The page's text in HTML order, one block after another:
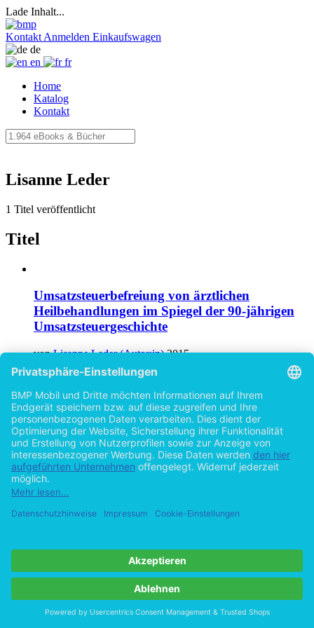
Lade Inhalt...
Kontakt Anmelden Einkaufswagen
de
en
fr
Home
Katalog
Kontakt
Lisanne Leder
1 Titel veröffentlicht
Titel
Umsatzsteuerbefreiung von ärztlichen
Heilbehandlungen im Spiegel der 90-jährigen
Umsatzsteuergeschichte
vonLisanne Leder (Autor:in) 2015
©2014 Bachelorarbeit
Hilfe/FAQ
Impressum
Datenschutz
AGB
Vertrag widerrufen
Zur Desktop-Version
Copyright ©Imprint in der Bedey & Thoms Media GmbH
byOpen Publishing